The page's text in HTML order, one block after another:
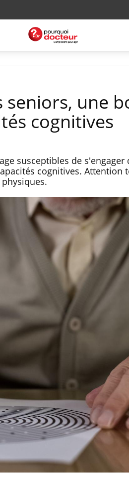
seniors, une
cognitives
susceptibles de s'engager
cognitives. Attention
à risque : ce jus
oublier les
en vacances ?
le travail
de plus en plus
soirées